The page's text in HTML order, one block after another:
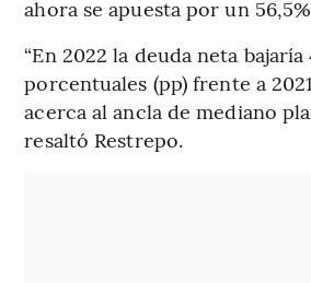
ahora se apuesta por un
“En 2022 la deuda neta
porcentuales (pp) frente a
acerca al ancla de mediano
resaltó Restrepo.